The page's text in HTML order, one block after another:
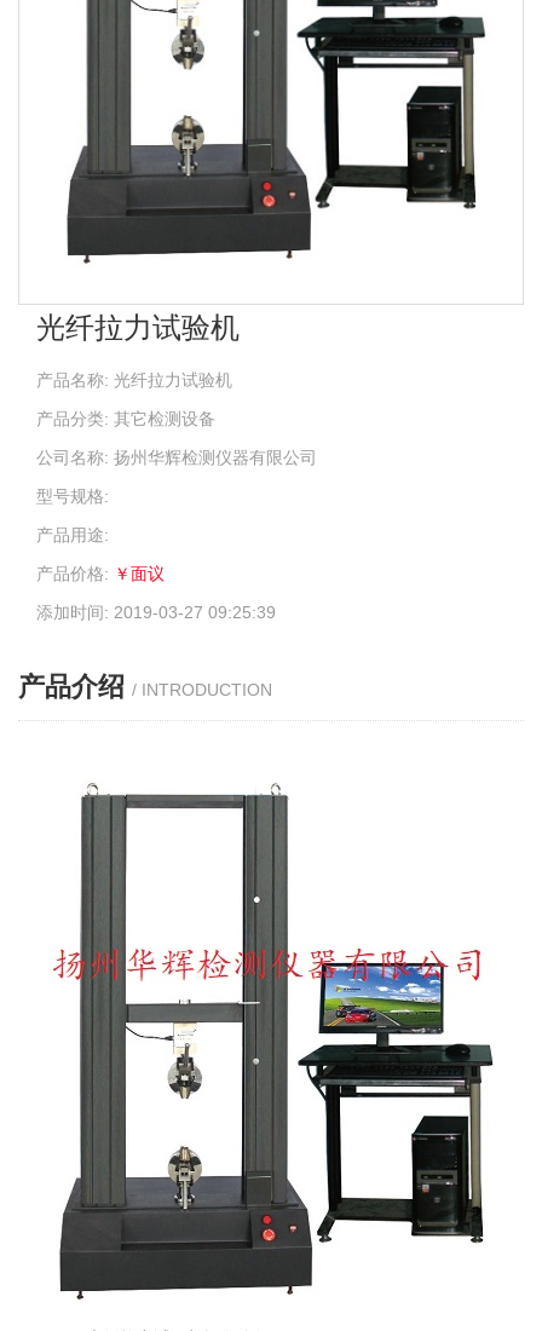
光纤拉力试验机
产品名称: 光纤拉力试验机
产品分类: 其它检测设备
公司名称: 扬州华辉检测仪器有限公司
型号规格:
产品用途:
产品价格: ￥面议
添加时间: 2019-03-27 09:25:39
产品介绍 / INTRODUCTION